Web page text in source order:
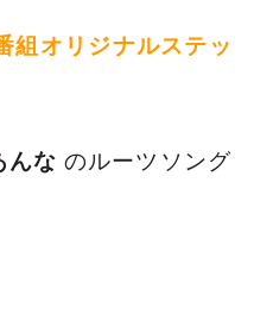
組オリジナルステッ
んな のルーツソング